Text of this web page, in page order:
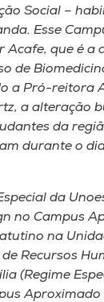
Social –
Esse
Acafe, que é a
de
a Pró-reitora
a alteração
da
durante o
da
no Campus
na
Recursos
(Regime
Aproximado